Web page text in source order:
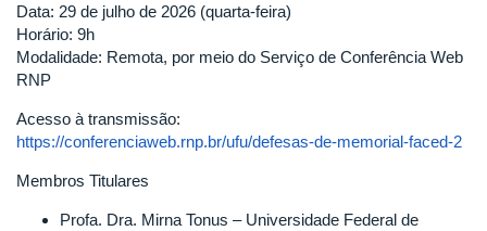
Data: 29 de julho de 2026 (quarta-feira)
Horário: 9h
Modalidade: Remota, por meio do Serviço de Conferência Web
RNP
Acesso à transmissão:
https://conferenciaweb.rnp.br/ufu/defesas-de-memorial-faced-2
Membros Titulares
Profa. Dra. Mirna Tonus – Universidade Federal de